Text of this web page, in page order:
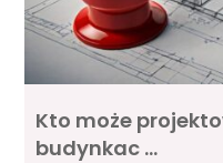
Kto może
budynkac …